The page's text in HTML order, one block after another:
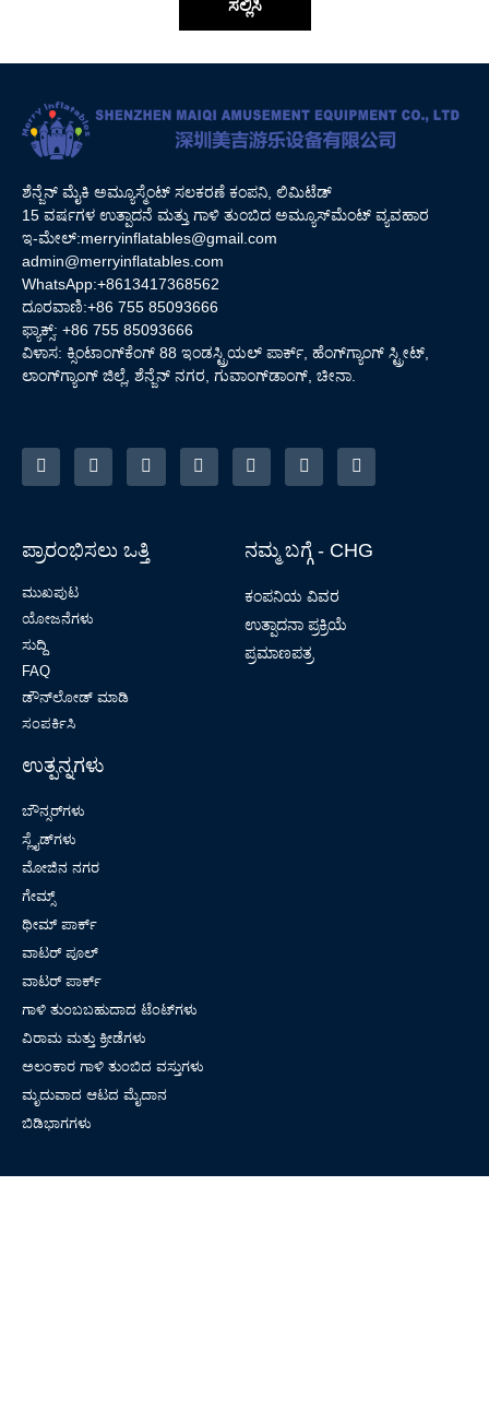
ಸಲ್ಲಿಸಿ
ಶೆನ್ಜೆನ್ ಮೈಕಿ ಅಮ್ಯೂಸ್ಮೆಂಟ್ ಸಲಕರಣೆ ಕಂಪನಿ, ಲಿಮಿಟೆಡ್
15 ವರ್ಷಗಳ ಉತ್ಪಾದನೆ ಮತ್ತು ಗಾಳಿ ತುಂಬಿದ ಅಮ್ಯೂಸ್‌ಮೆಂಟ್ ವ್ಯವಹಾರ
ಇ-ಮೇಲ್:merryinflatables@gmail.com
admin@merryinflatables.com
WhatsApp:+8613417368562
ದೂರವಾಣಿ:+86 755 85093666
ಫ್ಯಾಕ್ಸ್: +86 755 85093666
ವಿಳಾಸ: ಕ್ಸಿಂಟಾಂಗ್‌ಕೆಂಗ್ 88 ಇಂಡಸ್ಟ್ರಿಯಲ್ ಪಾರ್ಕ್, ಹೆಂಗ್‌ಗ್ಯಾಂಗ್ ಸ್ಟ್ರೀಟ್,
ಲಾಂಗ್‌ಗ್ಯಾಂಗ್ ಜಿಲ್ಲೆ, ಶೆನ್ಜೆನ್ ನಗರ, ಗುವಾಂಗ್‌ಡಾಂಗ್, ಚೀನಾ.
ಪ್ರಾರಂಭಿಸಲು ಒತ್ತಿ
ಮುಖಪುಟ
ಯೋಜನೆಗಳು
ಸುದ್ದಿ
FAQ
ಡೌನ್‌ಲೋಡ್ ಮಾಡಿ
ಸಂಪರ್ಕಿಸಿ
ನಮ್ಮ ಬಗ್ಗೆ - CHG
ಕಂಪನಿಯ ವಿವರ
ಉತ್ಪಾದನಾ ಪ್ರಕ್ರಿಯೆ
ಪ್ರಮಾಣಪತ್ರ
ಉತ್ಪನ್ನಗಳು
ಬೌನ್ಸರ್‌ಗಳು
ಸ್ಲೈಡ್‌ಗಳು
ಮೋಜಿನ ನಗರ
ಗೇಮ್ಸ್
ಥೀಮ್ ಪಾರ್ಕ್
ವಾಟರ್ ಪೂಲ್
ವಾಟರ್ ಪಾರ್ಕ್
ಗಾಳಿ ತುಂಬಬಹುದಾದ ಟೆಂಟ್‌ಗಳು
ವಿರಾಮ ಮತ್ತು ಕ್ರೀಡೆಗಳು
ಅಲಂಕಾರ ಗಾಳಿ ತುಂಬಿದ ವಸ್ತುಗಳು
ಮೃದುವಾದ ಆಟದ ಮೈದಾನ
ಬಿಡಿಭಾಗಗಳು